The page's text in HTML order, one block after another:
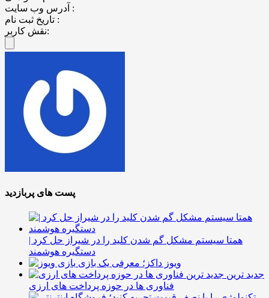
آدرس وب سایت :
تاریخ ثبت نام :
نقش کاربر:
پست های پربازدید
همتا سیستم مشکل گم شدن کلید را در شیراز حل کرد |
دستگیره هوشمند
ویوز داکز؛ معرفی یک بازی
جدید ترین
فناوری ها در حوزه پرداخت های ارزی